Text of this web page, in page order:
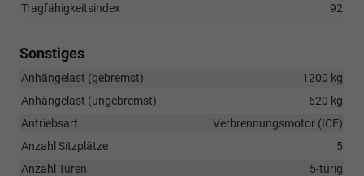
Tragfähigkeitsindex
92
Sonstiges
Anhängelast (gebremst)
1200 kg
Anhängelast (ungebremst)
620 kg
Antriebsart
Verbrennungsmotor (ICE)
Anzahl Sitzplätze
5
Anzahl Türen
5-türig